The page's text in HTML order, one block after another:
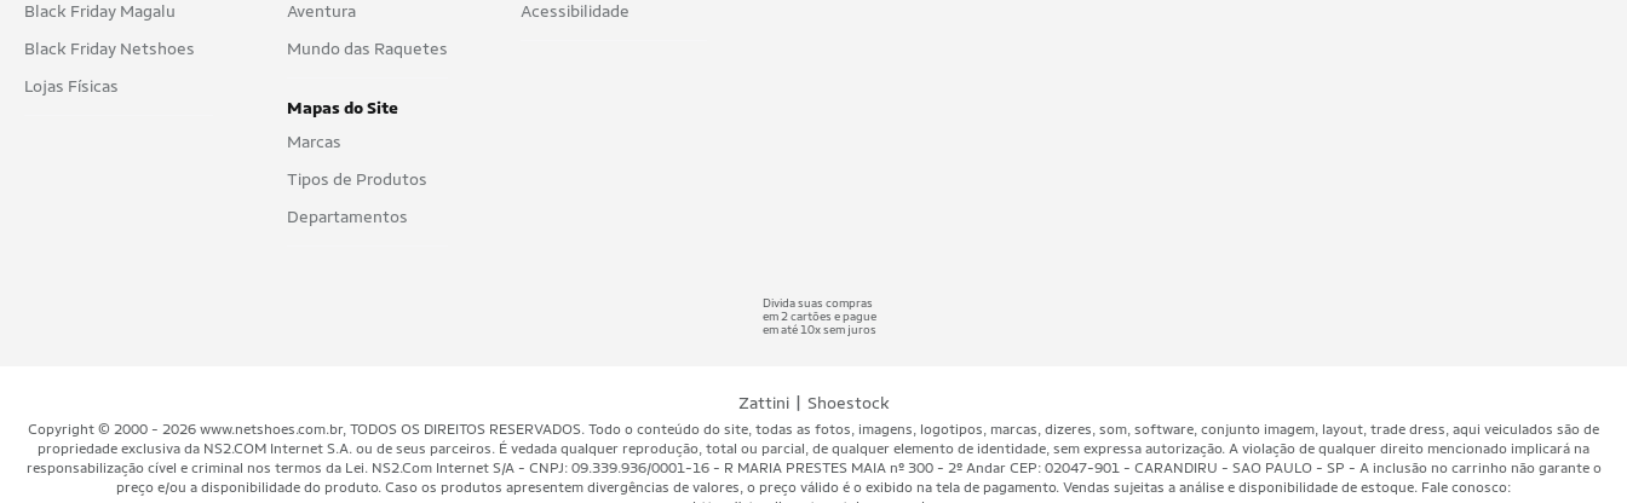
Black Friday Magalu
Black Friday Netshoes
Lojas Físicas
Aventura
Mundo das Raquetes
Mapas do Site
Marcas
Tipos de Produtos
Departamentos
Acessibilidade
Divida suas compras
em 2 cartões e pague
em até 10x sem juros
Zattini | Shoestock
Copyright © 2000 - 2026 www.netshoes.com.br, TODOS OS DIREITOS RESERVADOS. Todo o conteúdo do site, todas as fotos, imagens, logotipos, marcas, dizeres, som, software, conjunto imagem, layout, trade dress, aqui veiculados são de
propriedade exclusiva da NS2.COM Internet S.A. ou de seus parceiros. É vedada qualquer reprodução, total ou parcial, de qualquer elemento de identidade, sem expressa autorização. A violação de qualquer direito mencionado implicará na
responsabilização cível e criminal nos termos da Lei. NS2.Com Internet S/A - CNPJ: 09.339.936/0001-16 - R MARIA PRESTES MAIA nº 300 - 2º Andar CEP: 02047-901 - CARANDIRU - SAO PAULO - SP - A inclusão no carrinho não garante o
preço e/ou a disponibilidade do produto. Caso os produtos apresentem divergências de valores, o preço válido é o exibido na tela de pagamento. Vendas sujeitas a análise e disponibilidade de estoque. Fale conosco: